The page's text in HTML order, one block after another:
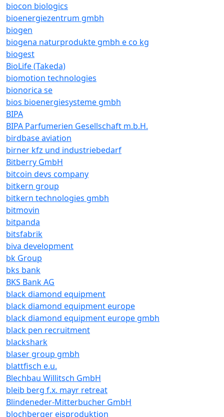
biocon biologics
bioenergiezentrum gmbh
biogen
biogena naturprodukte gmbh e co kg
biogest
BioLife (Takeda)
biomotion technologies
bionorica se
bios bioenergiesysteme gmbh
BIPA
BIPA Parfumerien Gesellschaft m.b.H.
birdbase aviation
birner kfz und industriebedarf
Bitberry GmbH
bitcoin devs company
bitkern group
bitkern technologies gmbh
bitmovin
bitpanda
bitsfabrik
biva development
bk Group
bks bank
BKS Bank AG
black diamond equipment
black diamond equipment europe
black diamond equipment europe gmbh
black pen recruitment
blackshark
blaser group gmbh
blattfisch e.u.
Blechbau Willitsch GmbH
bleib berg f.x. mayr retreat
Blindeneder-Mitterbucher GmbH
blochberger eisproduktion